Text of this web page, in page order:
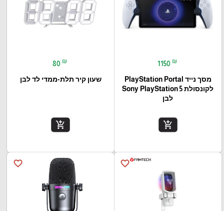
1150 ₪
מסך נייד PlayStation Portal‎
לקונסולת Sony PlayStation 5
לבן
add_shopping_cart
80 ₪
שעון קיר תלת-ממדי לד לבן
add_shopping_cart
favorite_border
favorite_border